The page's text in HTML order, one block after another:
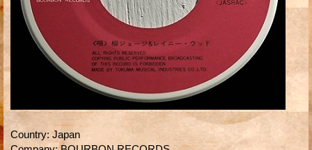
Country: Japan